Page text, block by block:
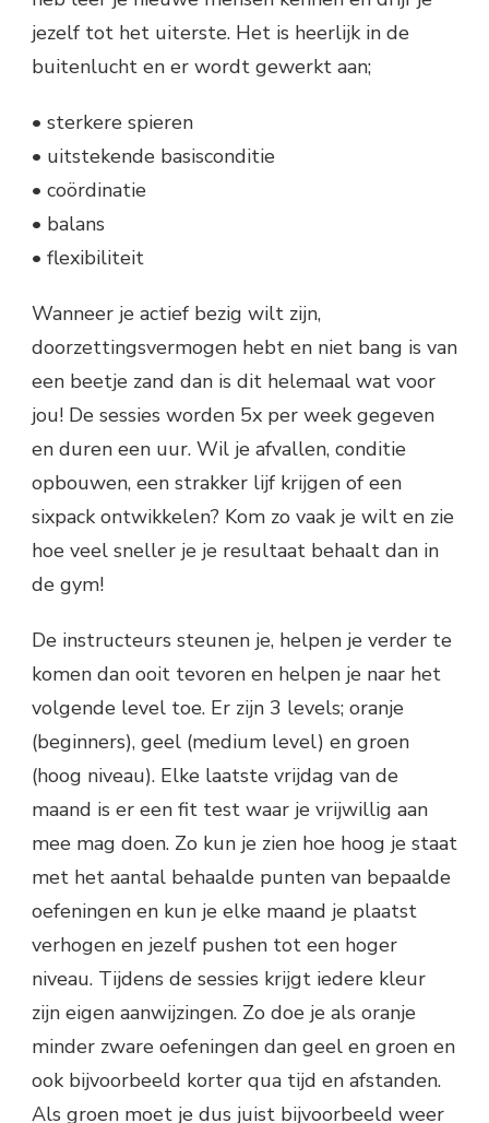
jezelf tot het uiterste. Het is heerlijk in de
buitenlucht en er wordt gewerkt aan;
• sterkere spieren
• uitstekende basisconditie
• coördinatie
• balans
• flexibiliteit
Wanneer je actief bezig wilt zijn,
doorzettingsvermogen hebt en niet bang is van
een beetje zand dan is dit helemaal wat voor
jou! De sessies worden 5x per week gegeven
en duren een uur. Wil je afvallen, conditie
opbouwen, een strakker lijf krijgen of een
sixpack ontwikkelen? Kom zo vaak je wilt en zie
hoe veel sneller je je resultaat behaalt dan in
de gym!
De instructeurs steunen je, helpen je verder te
komen dan ooit tevoren en helpen je naar het
volgende level toe. Er zijn 3 levels; oranje
(beginners), geel (medium level) en groen
(hoog niveau). Elke laatste vrijdag van de
maand is er een fit test waar je vrijwillig aan
mee mag doen. Zo kun je zien hoe hoog je staat
met het aantal behaalde punten van bepaalde
oefeningen en kun je elke maand je plaatst
verhogen en jezelf pushen tot een hoger
niveau. Tijdens de sessies krijgt iedere kleur
zijn eigen aanwijzingen. Zo doe je als oranje
minder zware oefeningen dan geel en groen en
ook bijvoorbeeld korter qua tijd en afstanden.
Als groen moet je dus juist bijvoorbeeld weer